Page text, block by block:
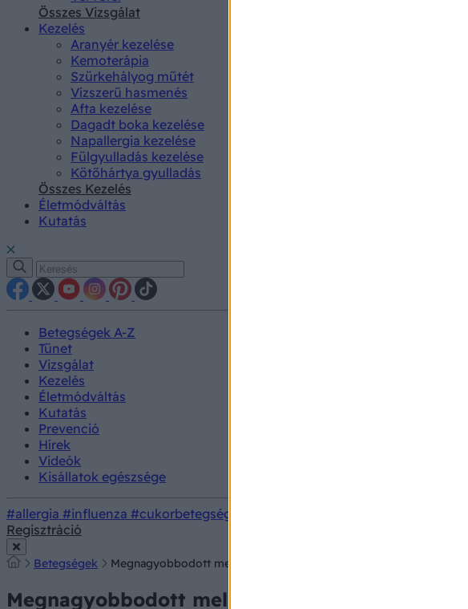
Összes Vizsgálat
Kezelés
Aranyér kezelése
Kemoterápia
Szürkehályog műtét
Vízszerű hasmenés
Afta kezelése
Dagadt boka kezelése
Napallergia kezelése
Fülgyulladás kezelése
Kötőhártya gyulladás
Összes Kezelés
Életmódváltás
Kutatás
Betegségek A-Z
Tünet
Vizsgálat
Kezelés
Életmódváltás
Kutatás
Prevenció
Hírek
Videók
Kisállatok egészsége
#allergia #influenza #cukorbetegség
Regisztráció
Betegségek Megnagyobbodott mellek a férfiaknál - ez az állapot is okozhatja
Megnagyobbodott mellek a férfiaknál - ez az